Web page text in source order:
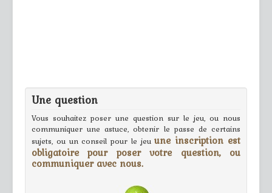
Une question
Vous souhaitez poser une question sur le jeu, ou nous
communiquer une astuce, obtenir le passe de certains
sujets, ou un conseil pour le jeuune inscription est
obligatoire pour poser votre question, ou
communiquer avec nous.